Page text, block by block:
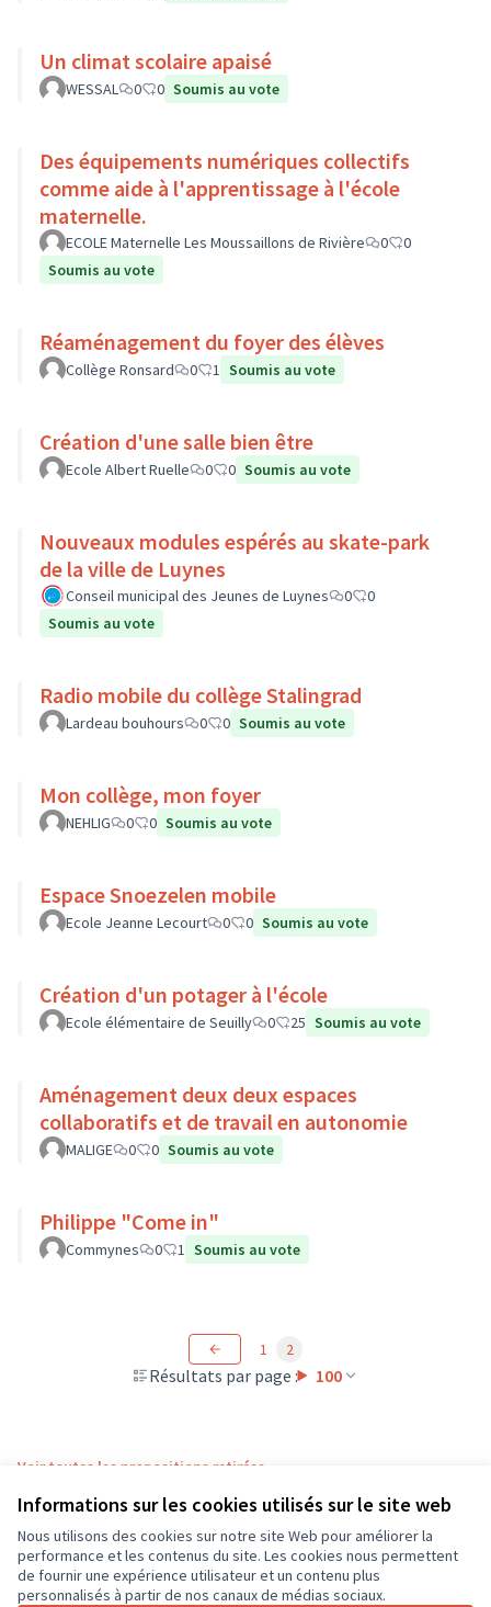
Informations sur les cookies utilisés sur le site web
Nous utilisons des cookies sur notre site Web pour améliorer la
performance et les contenus du site. Les cookies nous permettent
de fournir une expérience utilisateur et un contenu plus
personnalisés à partir de nos canaux de médias sociaux.
Un climat scolaire apaisé
WESSAL 0 0 Soumis au vote
Des équipements numériques collectifs
comme aide à l'apprentissage à l'école
maternelle.
ECOLE Maternelle Les Moussaillons de Rivière 0
0
Soumis au vote
Réaménagement du foyer des élèves
Collège Ronsard 0 1 Soumis au vote
Création d'une salle bien être
Ecole Albert Ruelle 0 0 Soumis au vote
Nouveaux modules espérés au skate-park
de la ville de Luynes
Conseil municipal des Jeunes de Luynes 0
0
Soumis au vote
Radio mobile du collège Stalingrad
Lardeau bouhours 0 0 Soumis au vote
Mon collège, mon foyer
NEHLIG 0 0 Soumis au vote
Espace Snoezelen mobile
Ecole Jeanne Lecourt 0 0 Soumis au vote
Création d'un potager à l'école
Ecole élémentaire de Seuilly 0 25 Soumis au vote
Aménagement deux deux espaces
collaboratifs et de travail en autonomie
MALIGE 0 0 Soumis au vote
Philippe "Come in"
Commynes 0 1 Soumis au vote
Résultats par page : 100
1 2
Voir toutes les propositions retirées
Conditions d'utilisation
Paramètres des cookies
CD37 sur XCD37 sur Facebook
CD37 sur Instagram
CD37 sur YouTube